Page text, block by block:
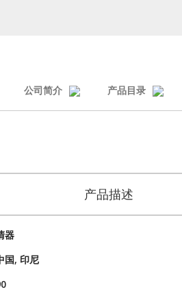
公司简介 产品目录
产品描述
器
国, 印尼